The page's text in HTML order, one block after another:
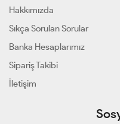
Hakkımızda
Sıkça Sorulan Sorular
Banka Hesaplarımız
Sipariş Takibi
İletişim